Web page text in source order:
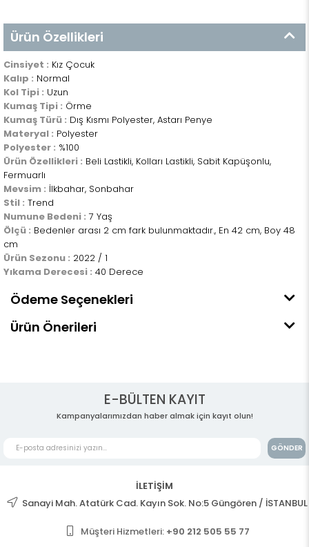
Ürün Özellikleri
Cinsiyet : Kız Çocuk
Kalıp : Normal
Kol Tipi : Uzun
Kumaş Tipi : Örme
Kumaş Türü : Dış Kısmı Polyester, Astarı Penye
Materyal : Polyester
Polyester : %100
Ürün Özellikleri : Beli Lastikli, Kolları Lastikli, Sabit Kapüşonlu,
Fermuarlı
Mevsim : İlkbahar, Sonbahar
Stil : Trend
Numune Bedeni : 7 Yaş
Ölçü : Bedenler arası 2 cm fark bulunmaktadır., En 42 cm, Boy 48
cm
Ürün Sezonu : 2022 / 1
Yıkama Derecesi : 40 Derece
Ödeme Seçenekleri
Ürün Önerileri
E-BÜLTEN KAYIT
Kampanyalarımızdan haber almak için kayıt olun!
GÖNDER
İLETİŞİM
Sanayi Mah. Atatürk Cad. Kayın Sok. No:5 Güngören / İSTANBUL
Müşteri Hizmetleri: +90 212 505 55 77